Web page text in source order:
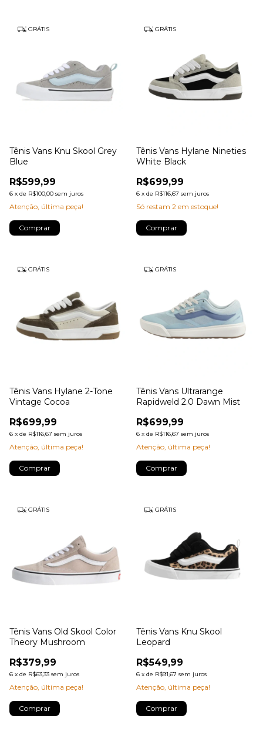
GRÁTIS
Tênis Vans Knu Skool Grey
Blue
R$599,99
6 x de R$100,00 sem juros
Atenção, última peça!
Comprar
GRÁTIS
Tênis Vans Hylane Nineties
White Black
R$699,99
6 x de R$116,67 sem juros
Só restam 2 em estoque!
Comprar
GRÁTIS
Tênis Vans Hylane 2-Tone
Vintage Cocoa
R$699,99
6 x de R$116,67 sem juros
Atenção, última peça!
Comprar
GRÁTIS
Tênis Vans Ultrarange
Rapidweld 2.0 Dawn Mist
R$699,99
6 x de R$116,67 sem juros
Atenção, última peça!
Comprar
GRÁTIS
Tênis Vans Old Skool Color
Theory Mushroom
R$379,99
6 x de R$63,33 sem juros
Atenção, última peça!
Comprar
GRÁTIS
Tênis Vans Knu Skool
Leopard
R$549,99
6 x de R$91,67 sem juros
Atenção, última peça!
Comprar